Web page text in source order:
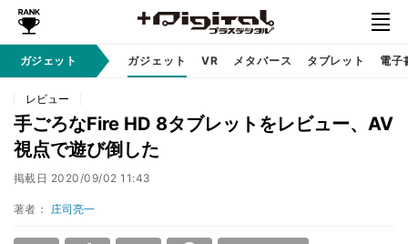
ガジェット ガジェット VR メタバース タブレット 電子
レビュー
手ごろなFire HD 8タブレットをレビュー、AV
視点で遊び倒した
掲載日 2020/09/02 11:43
著者： 庄司亮一